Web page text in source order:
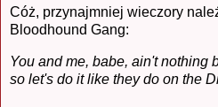
Cóż, przynajmniej wieczory
Bloodhound Gang:
You and me, babe, ain't nothing
so let's do it like they do on the